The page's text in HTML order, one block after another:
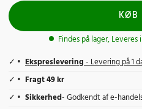
KØB
Findes på lager,
Ekspreslevering- Levering på 1
Fragt 49 kr
Sikkerhed- Godkendt af e-